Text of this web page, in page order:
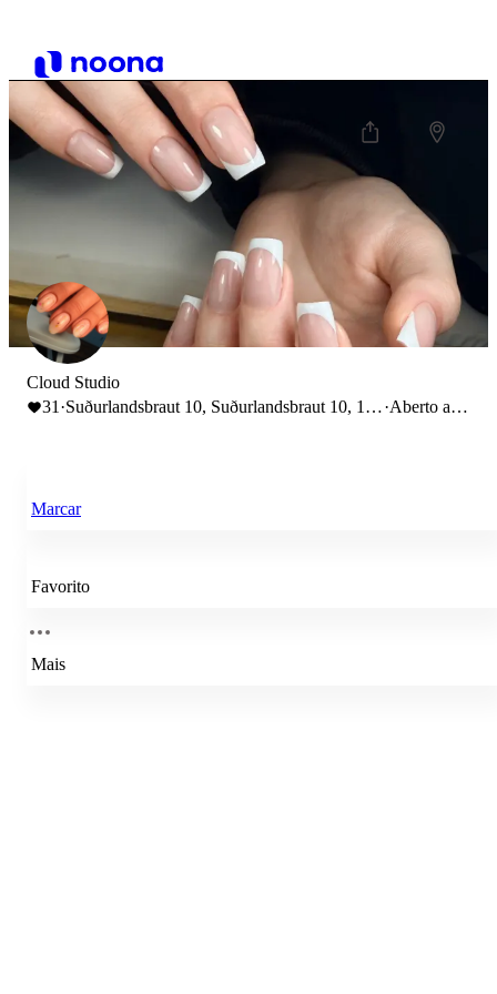
Cloud Studio
31 ·Suðurlandsbraut 10, Suðurlandsbraut 10, 108·Aberto até
Marcar
Favorito
Mais